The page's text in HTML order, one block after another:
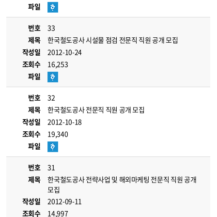
파일
번호
33
제목
한국철도공사 시설물 점검 전문직 직원 공개 모집
작성일
2012-10-24
조회수
16,253
파일
번호
32
제목
한국철도공사 전문직 직원 공개 모집
작성일
2012-10-18
조회수
19,340
파일
번호
31
제목
한국철도공사 전략사업 및 해외마케팅 전문직 직원 공개
모집
작성일
2012-09-11
조회수
14,997